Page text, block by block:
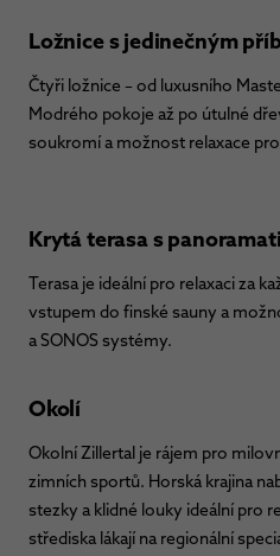
Ložnice s jedinečným
Čtyři ložnice – od luxusního
Modrého pokoje až po útulné
soukromí a možnost relaxace
Krytá terasa s
Terasa je ideální pro relaxaci za
vstupem do finské sauny a
a SONOS systémy.
Okolí
Okolní Zillertal je rájem pro
zimních sportů. Horská krajina
stezky a klidné louky ideální pro
střediska lákají na regionální